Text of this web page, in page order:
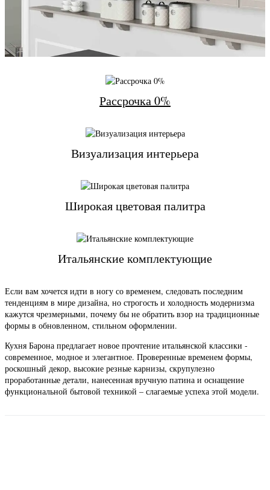
Рассрочка 0%
Визуализация интерьера
Широкая цветовая палитра
Итальянские комплектующие
Если вам хочется идти в ногу со временем, следовать последним
тенденциям в мире дизайна, но строгость и холодность модернизма
кажутся чрезмерными, почему бы не обратить взор на традиционные
формы в обновленном, стильном оформлении.
Кухня Барона предлагает новое прочтение итальянской классики -
современное, модное и элегантное. Проверенные временем формы,
роскошный декор, высокие резные карнизы, скрупулезно
проработанные детали, нанесенная вручную патина и оснащение
функциональной бытовой техникой – слагаемые успеха этой модели.